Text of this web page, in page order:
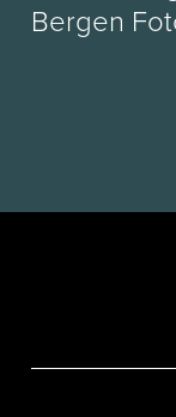
Bergen